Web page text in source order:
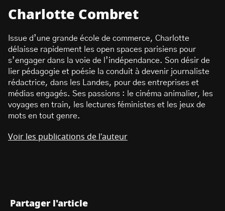
Charlotte Combret
Issue d’une grande école de commerce, Charlotte
délaisse rapidement les open spaces parisiens pour
s’engager dans la voie de l’indépendance. Son désir de
lier pédagogie et poésie la conduit à devenir journaliste
rédactrice, dans les Landes, pour des entreprises et
médias engagés. Ses passions : le cinéma animalier, les
voyages en train, les lectures féministes et les jeux de
mots en tout genre.
Voir les publications de l'auteur
Partager l'article